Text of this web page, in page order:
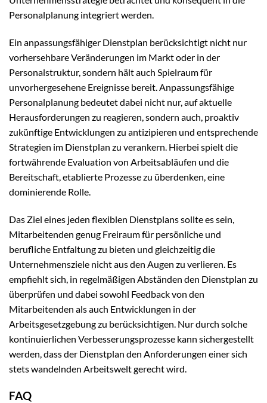
Personalplanung integriert werden.
Ein anpassungsfähiger Dienstplan berücksichtigt nicht nur
vorhersehbare Veränderungen im Markt oder in der
Personalstruktur, sondern hält auch Spielraum für
unvorhergesehene Ereignisse bereit. Anpassungsfähige
Personalplanung bedeutet dabei nicht nur, auf aktuelle
Herausforderungen zu reagieren, sondern auch, proaktiv
zukünftige Entwicklungen zu antizipieren und entsprechende
Strategien im Dienstplan zu verankern. Hierbei spielt die
fortwährende Evaluation von Arbeitsabläufen und die
Bereitschaft, etablierte Prozesse zu überdenken, eine
dominierende Rolle.
Das Ziel eines jeden flexiblen Dienstplans sollte es sein,
Mitarbeitenden genug Freiraum für persönliche und
berufliche Entfaltung zu bieten und gleichzeitig die
Unternehmensziele nicht aus den Augen zu verlieren. Es
empfiehlt sich, in regelmäßigen Abständen den Dienstplan zu
überprüfen und dabei sowohl Feedback von den
Mitarbeitenden als auch Entwicklungen in der
Arbeitsgesetzgebung zu berücksichtigen. Nur durch solche
kontinuierlichen Verbesserungsprozesse kann sichergestellt
werden, dass der Dienstplan den Anforderungen einer sich
stets wandelnden Arbeitswelt gerecht wird.
FAQ